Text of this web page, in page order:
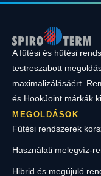
A fűtési és hűtési
testreszabott
maximalizálásáért.
és HookJoint márkák
MEGOLDÁSOK
Fűtési rendszerek
Használati melegvíz-
Hibrid és megújuló